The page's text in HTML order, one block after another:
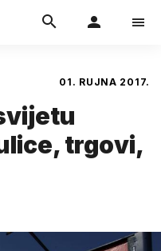
01. RUJNA 2017.
trgovi,